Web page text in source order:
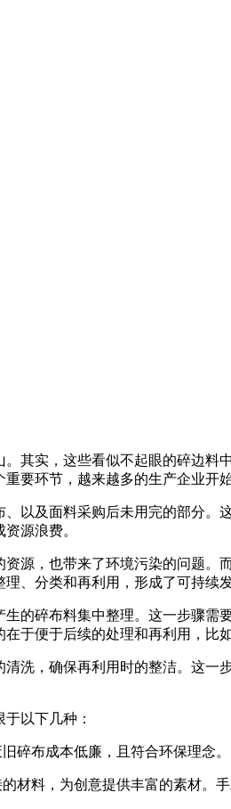
其实，这些看似不起眼的碎边
要环节，越来越多的生产企业开
以及面料采购后未用完的部分
源浪费。
源，也带来了环境污染的问题
、分类和再利用，形成了可持续
的碎布料集中整理。这一步骤
于便于后续的处理和再利用，比
洗，确保再利用时的整洁。这
以下几种：
碎布成本低廉，且符合环保理念。
料，为创意提供丰富的素材。